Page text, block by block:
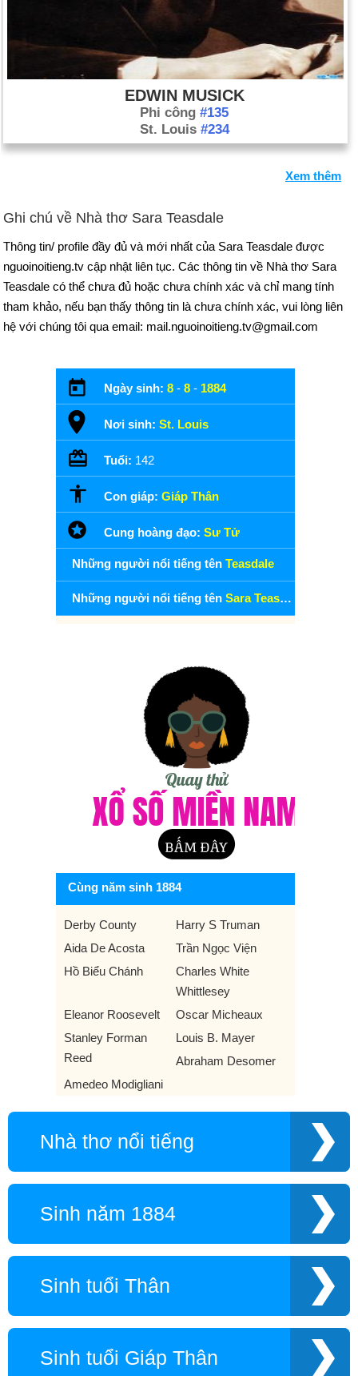
EDWIN MUSICK
Phi công #135
St. Louis #234
Xem thêm
Ghi chú về Nhà thơ Sara Teasdale
Thông tin/ profile đầy đủ và mới nhất của Sara Teasdale được
nguoinoitieng.tv cập nhật liên tục. Các thông tin về Nhà thơ Sara
Teasdale có thể chưa đủ hoặc chưa chính xác và chỉ mang tính
tham khảo, nếu bạn thấy thông tin là chưa chính xác, vui lòng liên
hệ với chúng tôi qua email: mail.nguoinoitieng.tv@gmail.com
Ngày sinh: 8 - 8 - 1884
Nơi sinh: St. Louis
Tuổi: 142
Con giáp: Giáp Thân
Cung hoàng đạo: Sư Tử
Những người nổi tiếng tên Teasdale
Những người nổi tiếng tên Sara Teasdale
Cùng năm sinh 1884
Derby County
Harry S Truman
Aida De Acosta
Trần Ngọc Viện
Hồ Biểu Chánh
Charles White
Whittlesey
Eleanor Roosevelt
Oscar Micheaux
Stanley Forman
Reed
Louis B. Mayer
Abraham Desomer
Amedeo Modigliani
Nhà thơ nổi tiếng
Sinh năm 1884
Sinh tuổi Thân
Sinh tuổi Giáp Thân